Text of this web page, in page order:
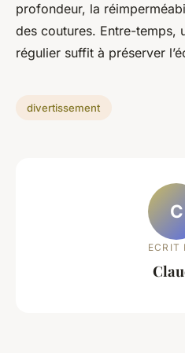
profondeur, la
des coutures. Entre-temps,
régulier suffit à préserver
divertissement
C
ECRIT